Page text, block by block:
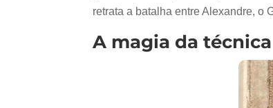
retrata a batalha entre Alexandre, o
A magia da